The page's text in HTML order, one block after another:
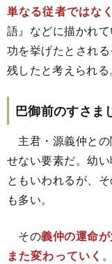
単なる従者ではな
語』などに描かれ
功を挙げたとされ
残したと考えられる。
巴御前のすさま
主君・源義仲と
せない要素だ。幼
ともいわれるが、
も多い。
その義仲の運命
また変わっていく